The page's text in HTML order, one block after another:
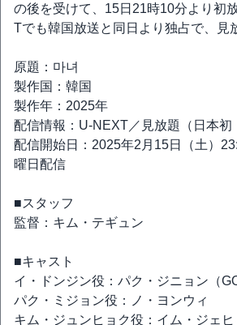
の後を受けて、15日21時10分より初
Tでも韓国放送と同日より独占で、見
原題：마녀
製作国：韓国
製作年：2025年
配信情報：U-NEXT／見放題（日本初
配信開始日：2025年2月15日（土）
曜日配信
■スタッフ
監督：キム・テギュン
■キャスト
イ・ドンジン役：パク・ジニョン（
パク・ミジョン役：ノ・ヨンウィ
キム・ジュンヒョク役：イム・ジェヒ